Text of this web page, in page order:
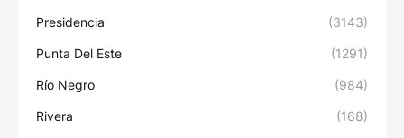
Presidencia (3143)
Punta Del Este (1291)
Río Negro (984)
Rivera (168)